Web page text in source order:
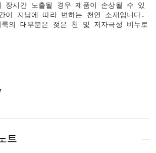
장시간 노출될 경우 제품이 손상될 수 있
이 지남에 따라 변하는 천연 소재입니다.
의 대부분은 젖은 천 및 저자극성 비누로
트